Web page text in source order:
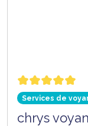
Services de
chrys